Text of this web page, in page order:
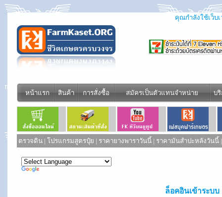
คุณกำลังใช้เว็บ
หน้าแรก สินค้า การสั่งซื้อ สมัครเป็นตัวแทนจำหน่าย บ
ตรวจดิน | โปรแกรมสูตรปุ๋ย | ราคายางพาราวันนี้ | ราคามันสำปะหลังวันนี้
ล็อคอินเข้าระบบ